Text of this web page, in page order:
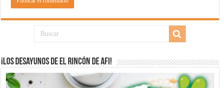
¡Los desayunos de El Rincón de Afi!